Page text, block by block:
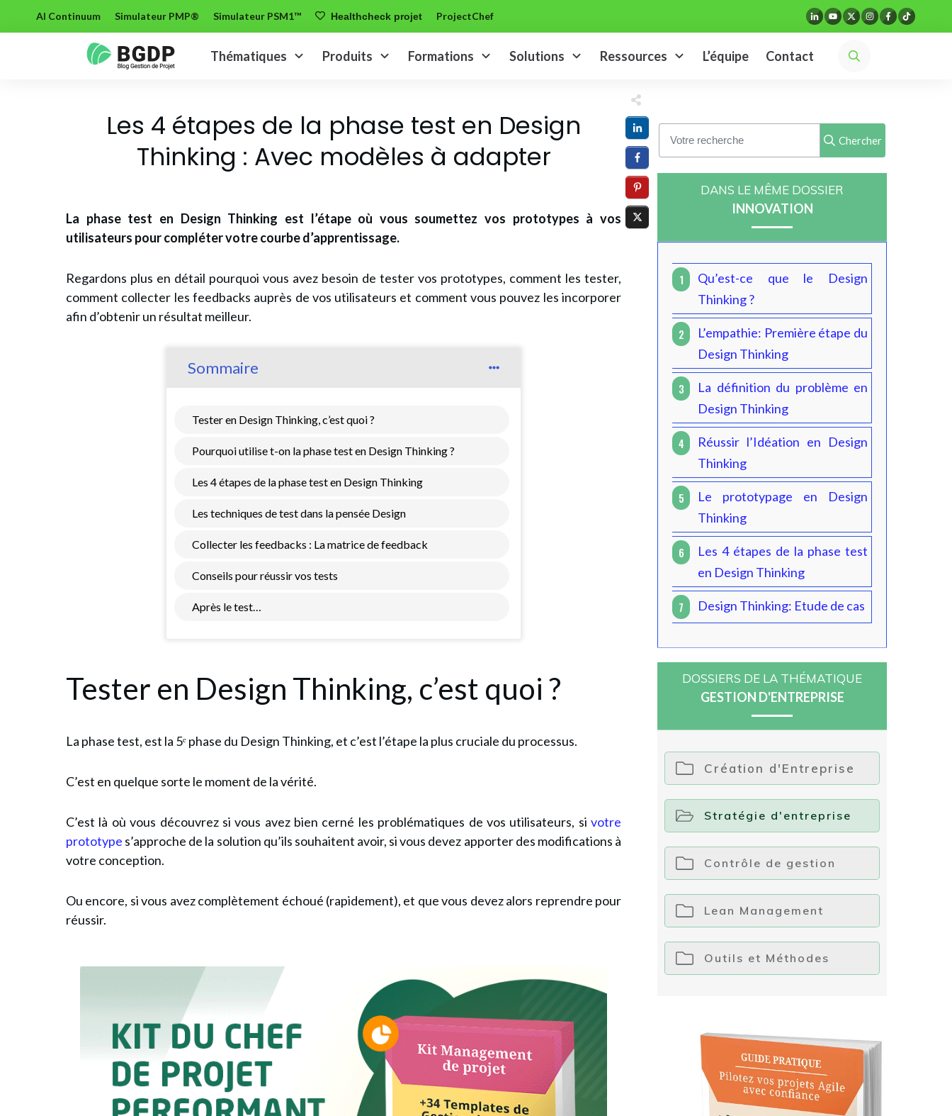
AI Continuum Simulateur PMP® Simulateur PSM1™ Healthcheck projet ProjectChef
Thématiques Produits Formations Solutions Ressources L’équipe Contact
Les 4 étapes de la phase test en Design
Thinking : Avec modèles à adapter
La phase test en Design Thinking est l’étape où vous soumettez vos prototypes à vos
utilisateurs pour compléter votre courbe d’apprentissage.
Regardons plus en détail pourquoi vous avez besoin de tester vos prototypes, comment les tester,
comment collecter les feedbacks auprès de vos utilisateurs et comment vous pouvez les incorporer
afin d’obtenir un résultat meilleur.
Sommaire
Tester en Design Thinking, c’est quoi ?
Pourquoi utilise t-on la phase test en Design Thinking ?
Les 4 étapes de la phase test en Design Thinking
Les techniques de test dans la pensée Design
Collecter les feedbacks : La matrice de feedback
Conseils pour réussir vos tests
Après le test…
Tester en Design Thinking, c’est quoi ?
La phase test, est la 5ᵉ phase du Design Thinking, et c’est l’étape la plus cruciale du processus.
C’est en quelque sorte le moment de la vérité.
C’est là où vous découvrez si vous avez bien cerné les problématiques de vos utilisateurs, si votre
prototype s’approche de la solution qu’ils souhaitent avoir, si vous devez apporter des modifications à
votre conception.
Ou encore, si vous avez complètement échoué (rapidement), et que vous devez alors reprendre pour
réussir.
Chercher
DANS LE MÊME DOSSIER
INNOVATION
1
Qu’est-ce que le Design
Thinking ?
2
L’empathie: Première étape du
Design Thinking
3
La définition du problème en
Design Thinking
4
Réussir l’Idéation en Design
Thinking
5
Le prototypage en Design
Thinking
6
Les 4 étapes de la phase test
en Design Thinking
7 Design Thinking: Etude de cas
DOSSIERS DE LA THÉMATIQUE
GESTION D'ENTREPRISE
Création d'Entreprise
Stratégie d'entreprise
Contrôle de gestion
Lean Management
Outils et Méthodes